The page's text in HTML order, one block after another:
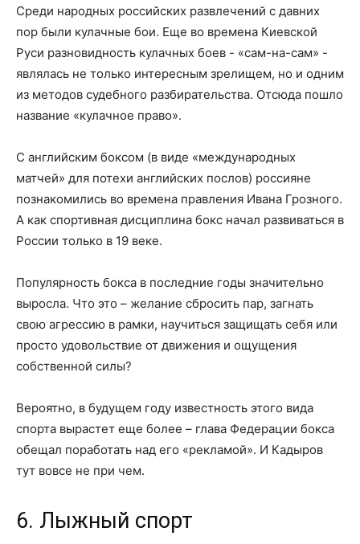
Среди народных российских развлечений с давних
пор были кулачные бои. Еще во времена Киевской
Руси разновидность кулачных боев - «сам-на-сам» -
являлась не только интересным зрелищем, но и одним
из методов судебного разбирательства. Отсюда пошло
название «кулачное право».
С английским боксом (в виде «международных
матчей» для потехи английских послов) россияне
познакомились во времена правления Ивана Грозного.
А как спортивная дисциплина бокс начал развиваться в
России только в 19 веке.
Популярность бокса в последние годы значительно
выросла. Что это – желание сбросить пар, загнать
свою агрессию в рамки, научиться защищать себя или
просто удовольствие от движения и ощущения
собственной силы?
Вероятно, в будущем году известность этого вида
спорта вырастет еще более – глава Федерации бокса
обещал поработать над его «рекламой». И Кадыров
тут вовсе не при чем.
6. Лыжный спорт